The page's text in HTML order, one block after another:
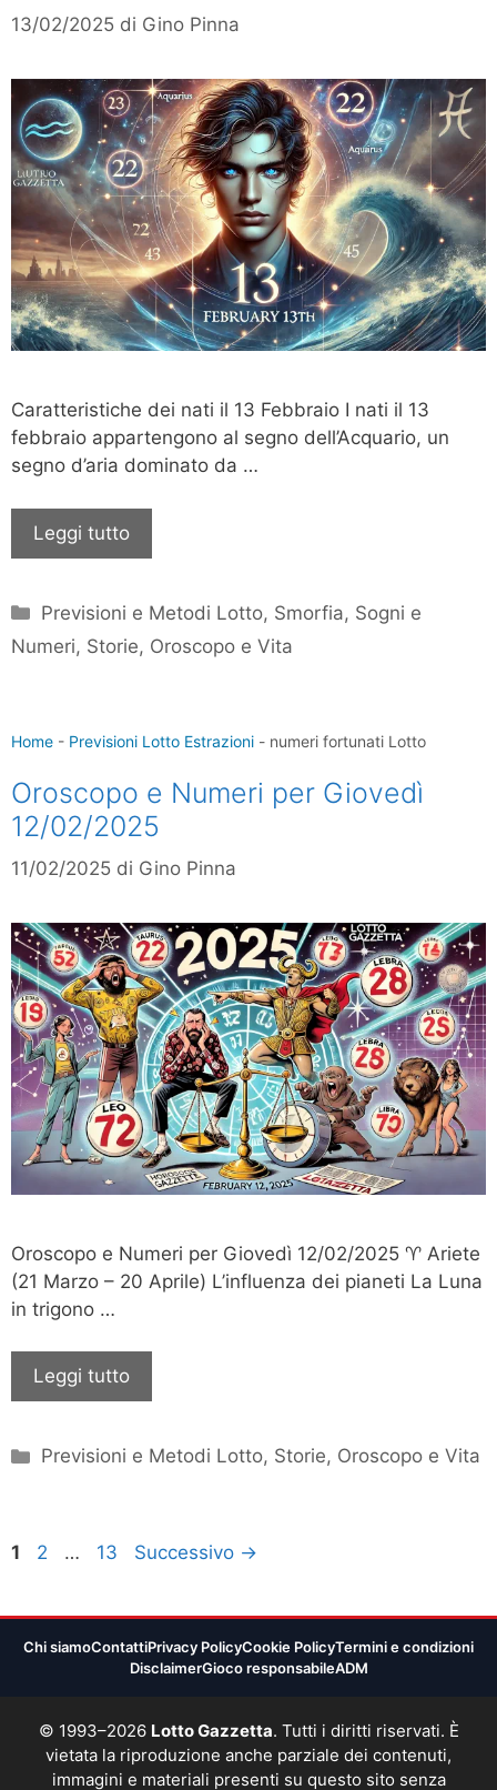
13/02/2025 di Gino Pinna
Caratteristiche dei nati il 13 Febbraio I nati il 13
febbraio appartengono al segno dell’Acquario, un
segno d’aria dominato da …
Leggi tutto
Categorie
Previsioni e Metodi Lotto, Smorfia, Sogni e
Numeri, Storie, Oroscopo e Vita
Home - Previsioni Lotto Estrazioni - numeri fortunati Lotto
Oroscopo e Numeri per Giovedì
12/02/2025
11/02/2025 di Gino Pinna
Oroscopo e Numeri per Giovedì 12/02/2025 ♈ Ariete
(21 Marzo – 20 Aprile) L’influenza dei pianeti La Luna
in trigono …
Leggi tutto
Categorie
Previsioni e Metodi Lotto, Storie, Oroscopo e Vita
Pagina
1 Pagina
2 … Pagina
13 Successivo →
Chi siamoContattiPrivacy PolicyCookie PolicyTermini e condizioni
DisclaimerGioco responsabileADM
© 1993–2026 Lotto Gazzetta. Tutti i diritti riservati. È
vietata la riproduzione anche parziale dei contenuti,
immagini e materiali presenti su questo sito senza